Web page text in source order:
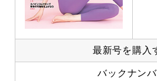
最新号を購入
バックナン